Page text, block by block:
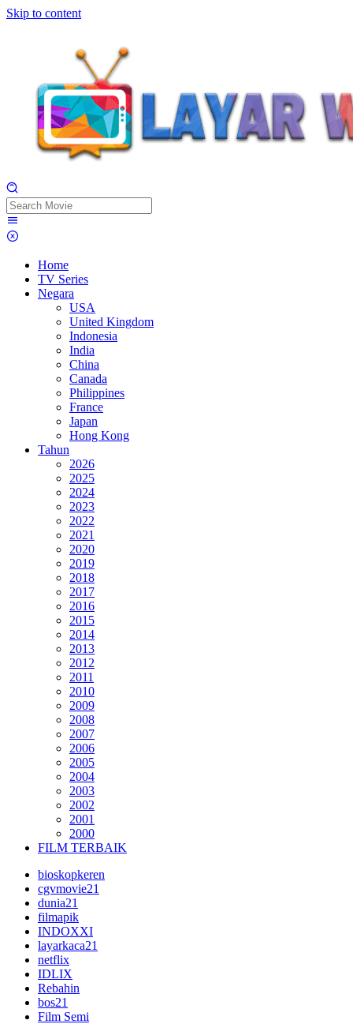
Skip to content
Home
TV Series
Negara
USA
United Kingdom
Indonesia
India
China
Canada
Philippines
France
Japan
Hong Kong
Tahun
2026
2025
2024
2023
2022
2021
2020
2019
2018
2017
2016
2015
2014
2013
2012
2011
2010
2009
2008
2007
2006
2005
2004
2003
2002
2001
2000
FILM TERBAIK
bioskopkeren
cgvmovie21
dunia21
filmapik
INDOXXI
layarkaca21
netflix
IDLIX
Rebahin
bos21
Film Semi